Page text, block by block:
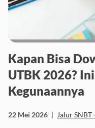
Kapan Bisa
UTBK 2026?
Kegunaannya
22 Mei 2026 | Jalur SNBT